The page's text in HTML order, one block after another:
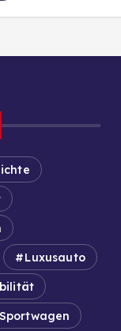
Luxusauto
Sportwagen